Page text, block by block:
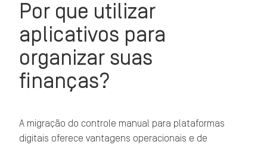
Por que utilizar
aplicativos para
organizar suas
finanças?
A migração do controle manual para plataformas
digitais oferece vantagens operacionais e de